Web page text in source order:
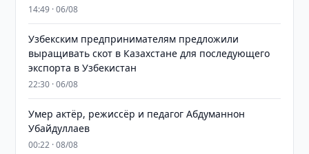
14:49 · 06/08
Узбекским предпринимателям предложили
выращивать скот в Казахстане для последующего
экспорта в Узбекистан
22:30 · 06/08
Умер актёр, режиссёр и педагог Абдуманнон
Убайдуллаев
00:22 · 08/08